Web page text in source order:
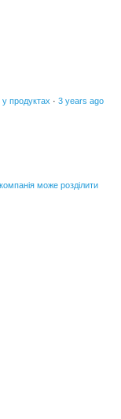
у продуктах · 3 years ago
може розділити